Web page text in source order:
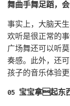
舞曲手舞足蹈，
事实上，大脑天
欢听是很正常的
广场舞还可以听
奏感。此外，还
孩子的音乐体验更
05 宝宝拿起东